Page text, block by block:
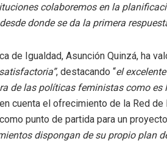
colaboremos en la
donde se da la primera
de Igualdad, Asunción Quinzá, ha
, destacando “el
de las políticas feministas como es
cuenta el ofrecimiento de la Red
punto de partida para un
dispongan de su propio plan